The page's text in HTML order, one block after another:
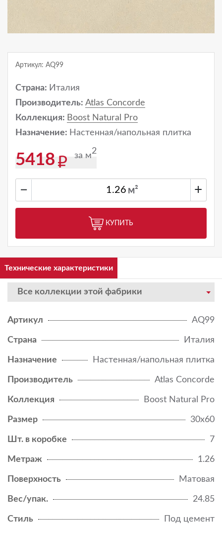
Артикул: AQ99
Страна: Италия
Производитель: Atlas Concorde
Коллекция: Boost Natural Pro
Назначение: Настенная/напольная плитка
5418 за м2
− м² +
КУПИТЬ
Технические характеристики
Все коллекции этой фабрики
Артикул AQ99
Страна Италия
Назначение Настенная/напольная плитка
Производитель Atlas Concorde
Коллекция Boost Natural Pro
Размер 30x60
Шт. в коробке 7
Метраж 1.26
Поверхность Матовая
Вес/упак. 24.85
Стиль Под цемент